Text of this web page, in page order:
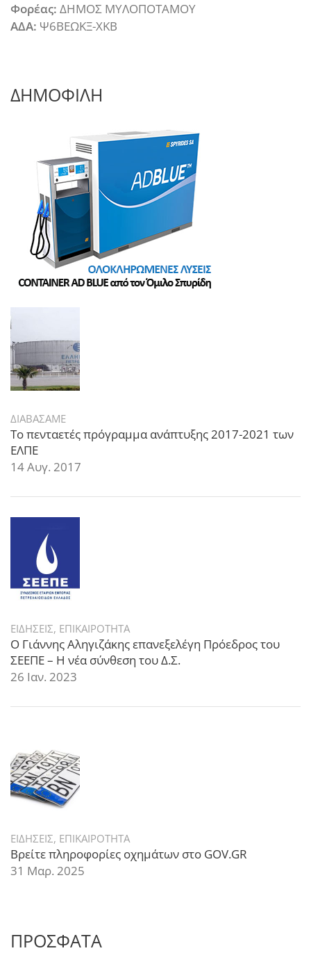
Φορέας: ΔΗΜΟΣ ΜΥΛΟΠΟΤΑΜΟΥ
ΑΔΑ: Ψ6ΒΕΩΚΞ-ΧΚΒ
ΔΗΜΟΦΙΛΗ
ΔΙΑΒΑΣΑΜΕ
Το πενταετές πρόγραμμα ανάπτυξης 2017-2021 των
ΕΛΠΕ
14 Αυγ. 2017
ΕΙΔΗΣΕΙΣ, ΕΠΙΚΑΙΡΟΤΗΤΑ
Ο Γιάννης Αληγιζάκης επανεξελέγη Πρόεδρος του
ΣΕΕΠΕ – Η νέα σύνθεση του Δ.Σ.
26 Ιαν. 2023
ΕΙΔΗΣΕΙΣ, ΕΠΙΚΑΙΡΟΤΗΤΑ
Βρείτε πληροφορίες οχημάτων στο GOV.GR
31 Μαρ. 2025
ΠΡΟΣΦΑΤΑ